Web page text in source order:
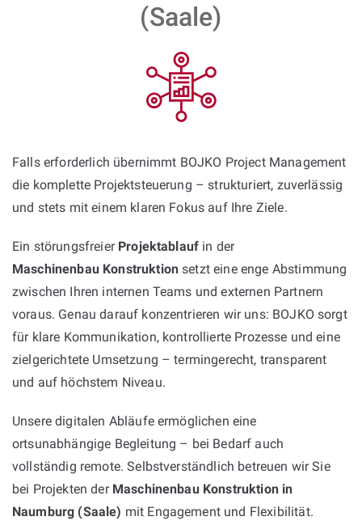
(Saale)
Falls erforderlich übernimmt BOJKO Project Management
die komplette Projektsteuerung – strukturiert, zuverlässig
und stets mit einem klaren Fokus auf Ihre Ziele.
Ein störungsfreier Projektablauf in der
Maschinenbau Konstruktion setzt eine enge Abstimmung
zwischen Ihren internen Teams und externen Partnern
voraus. Genau darauf konzentrieren wir uns: BOJKO sorgt
für klare Kommunikation, kontrollierte Prozesse und eine
zielgerichtete Umsetzung – termingerecht, transparent
und auf höchstem Niveau.
Unsere digitalen Abläufe ermöglichen eine
ortsunabhängige Begleitung – bei Bedarf auch
vollständig remote. Selbstverständlich betreuen wir Sie
bei Projekten der Maschinenbau Konstruktion in
Naumburg (Saale) mit Engagement und Flexibilität.